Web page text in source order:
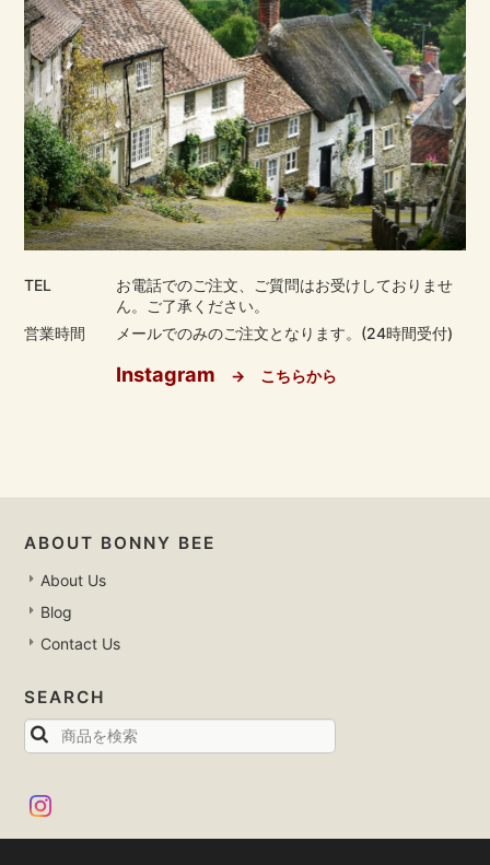
TEL
お電話でのご注文、ご質問はお受けしておりませ
ん。ご了承ください。
営業時間
メールでのみのご注文となります。(24時間受付)
Instagram → こちらから
ABOUT BONNY BEE
About Us
Blog
Contact Us
SEARCH